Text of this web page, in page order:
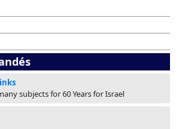
subjects for 60 Years for Israel